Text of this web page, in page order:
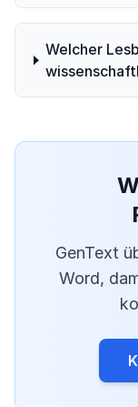
Welcher
GenText
Word,